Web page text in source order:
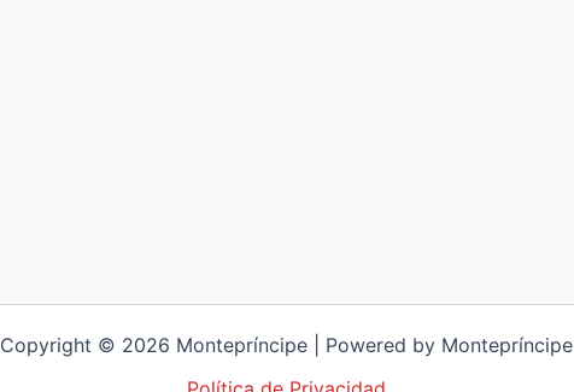
Copyright © 2026 Montepríncipe | Powered by Montepríncipe